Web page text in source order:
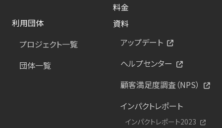
料金
利用団体
プロジェクト一覧
団体一覧
資料
アップデート
ヘルプセンター
顧客満足度調査（NPS）
インパクトレポート
インパクトレポート2023